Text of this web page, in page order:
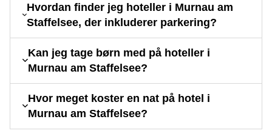
Hvordan finder jeg hoteller i Murnau am
Staffelsee, der inkluderer parkering?
Kan jeg tage børn med på hoteller i
Murnau am Staffelsee?
Hvor meget koster en nat på hotel i
Murnau am Staffelsee?